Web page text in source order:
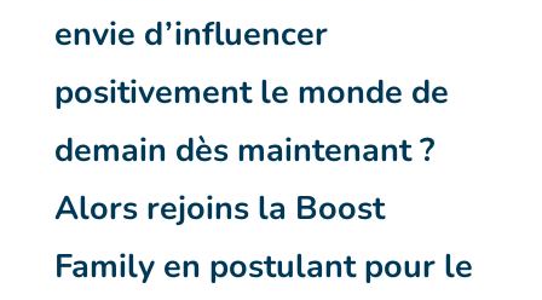
envie d’influencer
positivement le monde de
demain dès maintenant ?
Alors rejoins la Boost
Family en postulant pour le